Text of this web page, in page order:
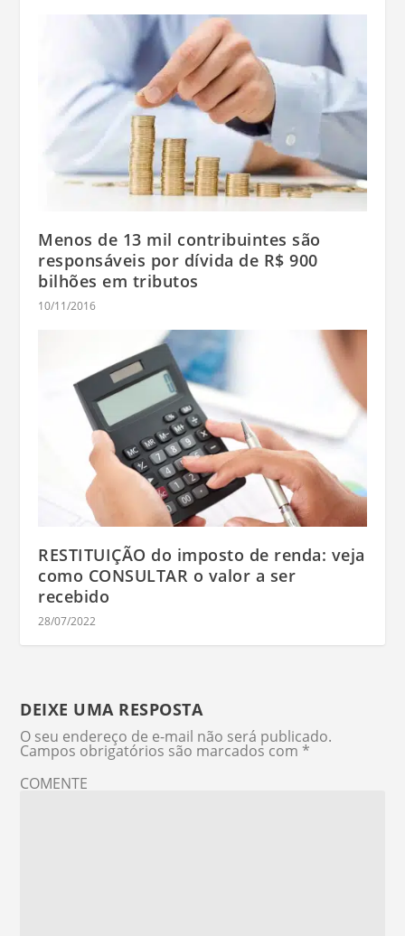
Menos de 13 mil contribuintes são
responsáveis por dívida de R$ 900
bilhões em tributos
10/11/2016
RESTITUIÇÃO do imposto de renda: veja
como CONSULTAR o valor a ser
recebido
28/07/2022
DEIXE UMA RESPOSTA
O seu endereço de e-mail não será publicado.
Campos obrigatórios são marcados com *
COMENTE